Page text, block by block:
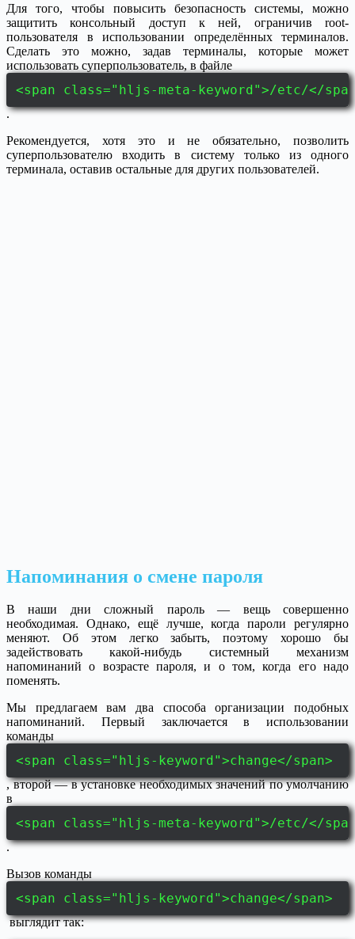
Для того, чтобы повысить безопасность системы, можно
защитить консольный доступ к ней, ограничив root-
пользователя в использовании определённых терминалов.
Сделать это можно, задав терминалы, которые может
использовать суперпользователь, в файле
<span class="hljs-meta-keyword">/etc/</
.
Рекомендуется, хотя это и не обязательно, позволить
суперпользователю входить в систему только из одного
терминала, оставив остальные для других пользователей.
Напоминания о смене пароля
В наши дни сложный пароль — вещь совершенно
необходимая. Однако, ещё лучше, когда пароли регулярно
меняют. Об этом легко забыть, поэтому хорошо бы
задействовать какой-нибудь системный механизм
напоминаний о возрасте пароля, и о том, когда его надо
поменять.
Мы предлагаем вам два способа организации подобных
напоминаний. Первый заключается в использовании
команды
<span class="hljs-keyword">change</span>
, второй — в установке необходимых значений по умолчанию
в
<span class="hljs-meta-keyword">/etc/</
.
Вызов команды
<span class="hljs-keyword">change</span>
выглядит так: